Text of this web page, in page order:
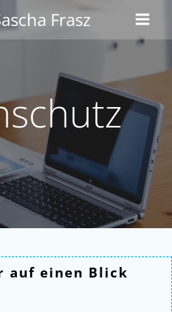
Inhalt
springen
Frasz
auf einen Blick